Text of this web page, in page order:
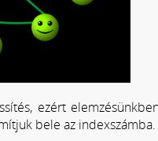
ezért
bele az indexszámba.